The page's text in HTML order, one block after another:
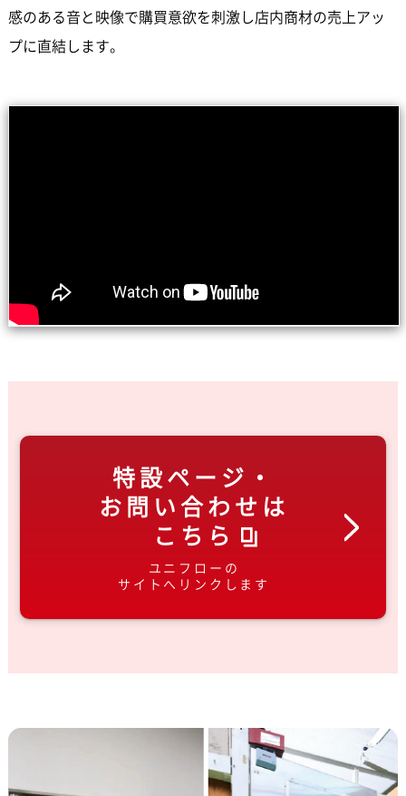
感のある音と映像で購買意欲を刺激し店内商材の売上アッ
プに直結します。
特設ページ・
お問い合わせは
こちら
ユニフローの
サイトへリンクします